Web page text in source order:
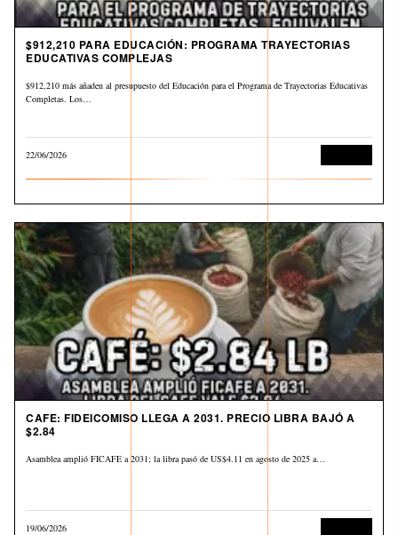
$912,210 PARA EDUCACIÓN: PROGRAMA TRAYECTORIAS
EDUCATIVAS COMPLEJAS
$912,210 más añaden al presupuesto del Educación para el Programa de Trayectorias Educativas
Completas. Los…
22/06/2026
CAFE: FIDEICOMISO LLEGA A 2031. PRECIO LIBRA BAJÓ A
$2.84
Asamblea amplió FICAFE a 2031; la libra pasó de US$4.11 en agosto de 2025 a…
19/06/2026